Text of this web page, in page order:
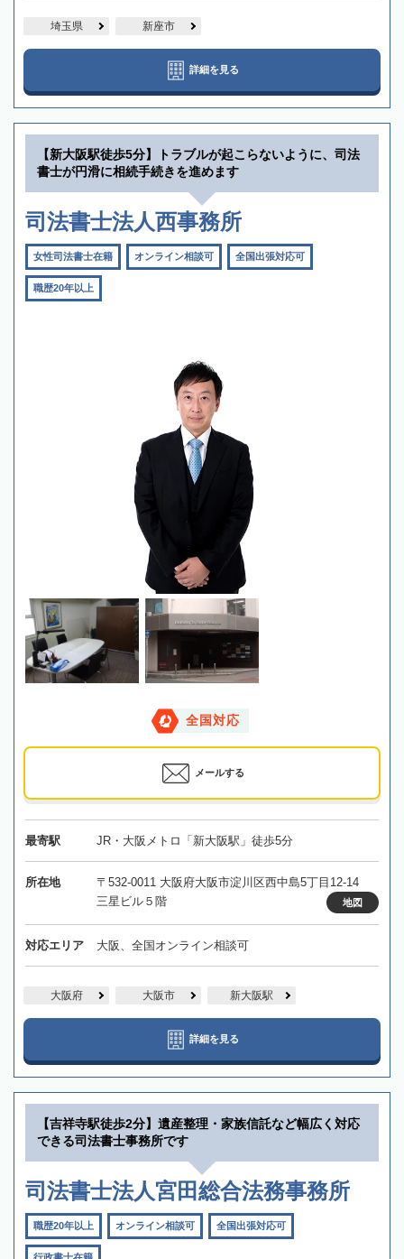
埼玉県 新座市
詳細を見る
【新大阪駅徒歩5分】トラブルが起こらないように、司法
書士が円滑に相続手続きを進めます
司法書士法人西事務所
女性司法書士在籍 オンライン相談可 全国出張対応可
職歴20年以上
全国対応
メールする
最寄駅 JR・大阪メトロ「新大阪駅」徒歩5分
所在地
〒532-0011 大阪府大阪市淀川区西中島5丁目12-14
三星ビル５階
地図
対応エリア 大阪、全国オンライン相談可
大阪府 大阪市 新大阪駅
詳細を見る
【吉祥寺駅徒歩2分】遺産整理・家族信託など幅広く対応
できる司法書士事務所です
司法書士法人宮田総合法務事務所
職歴20年以上 オンライン相談可 全国出張対応可